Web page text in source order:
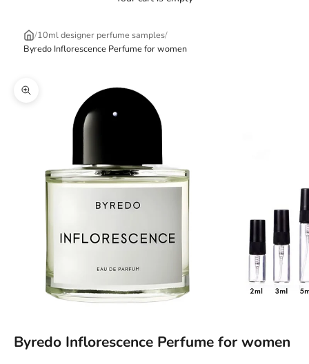
/10ml designer perfume samples/
Byredo Inflorescence Perfume for women
Zoom picture
Byredo Inflorescence Perfume for women